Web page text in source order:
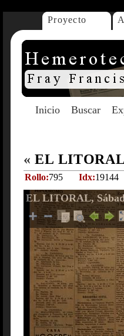
Proyecto
Inicio Buscar
« EL
Rollo:795 Idx:19144
EL LITORAL,